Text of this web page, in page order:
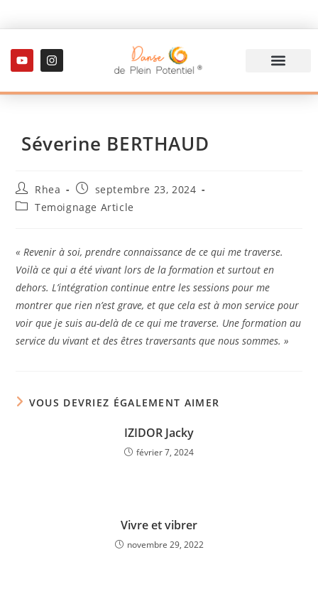
Séverine BERTHAUD
Rhea
septembre 23, 2024
Temoignage Article
« Revenir à soi, prendre connaissance de ce qui me traverse.
Voilà ce qui a été vivant lors de la formation et surtout en
dehors. L’intégration continue entre les sessions pour me
montrer que rien n’est grave, et que cela est à mon service pour
voir que je suis au-delà de ce qui me traverse. Une formation au
service du vivant et des êtres traversants que nous sommes. »
VOUS DEVRIEZ ÉGALEMENT AIMER
IZIDOR Jacky
février 7, 2024
Vivre et vibrer
novembre 29, 2022